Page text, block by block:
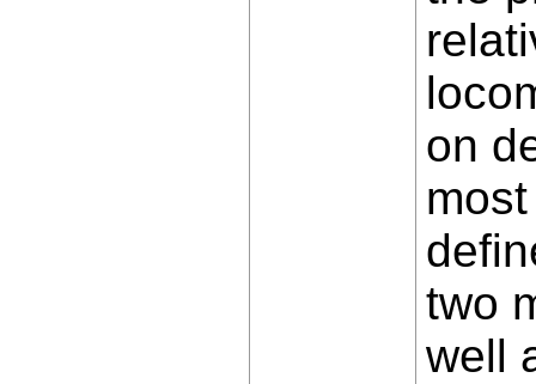
on
two
well